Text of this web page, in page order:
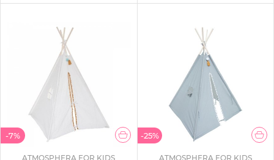
-7%
ATMOSPHERA FOR KIDS
-25%
ATMOSPHERA FOR KIDS